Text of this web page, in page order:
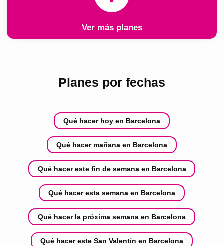
Ver más planes
Planes por fechas
Qué hacer hoy en Barcelona
Qué hacer mañana en Barcelona
Qué hacer este fin de semana en Barcelona
Qué hacer esta semana en Barcelona
Qué hacer la próxima semana en Barcelona
Qué hacer este San Valentín en Barcelona